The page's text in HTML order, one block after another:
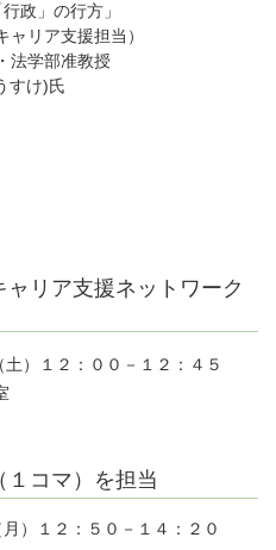
政」の行方」
リア支援担当）
学部准教授
け)氏
ャリア支援ネットワーク
）１２：００－１２：４５
１コマ）を担当
）１２：５０－１４：２０